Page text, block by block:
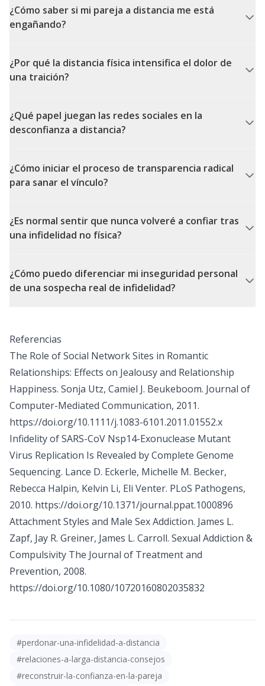
¿Cómo saber si mi pareja a distancia me está
engañando?
¿Por qué la distancia física intensifica el dolor de
una traición?
¿Qué papel juegan las redes sociales en la
desconfianza a distancia?
¿Cómo iniciar el proceso de transparencia radical
para sanar el vínculo?
¿Es normal sentir que nunca volveré a confiar tras
una infidelidad no física?
¿Cómo puedo diferenciar mi inseguridad personal
de una sospecha real de infidelidad?
Referencias
The Role of Social Network Sites in Romantic
Relationships: Effects on Jealousy and Relationship
Happiness. Sonja Utz, Camiel J. Beukeboom. Journal of
Computer-Mediated Communication, 2011.
https://doi.org/10.1111/j.1083-6101.2011.01552.x
Infidelity of SARS-CoV Nsp14-Exonuclease Mutant
Virus Replication Is Revealed by Complete Genome
Sequencing. Lance D. Eckerle, Michelle M. Becker,
Rebecca Halpin, Kelvin Li, Eli Venter. PLoS Pathogens,
2010. https://doi.org/10.1371/journal.ppat.1000896
Attachment Styles and Male Sex Addiction. James L.
Zapf, Jay R. Greiner, James L. Carroll. Sexual Addiction &
Compulsivity The Journal of Treatment and
Prevention, 2008.
https://doi.org/10.1080/10720160802035832
#perdonar-una-infidelidad-a-distancia
#relaciones-a-larga-distancia-consejos
#reconstruir-la-confianza-en-la-pareja